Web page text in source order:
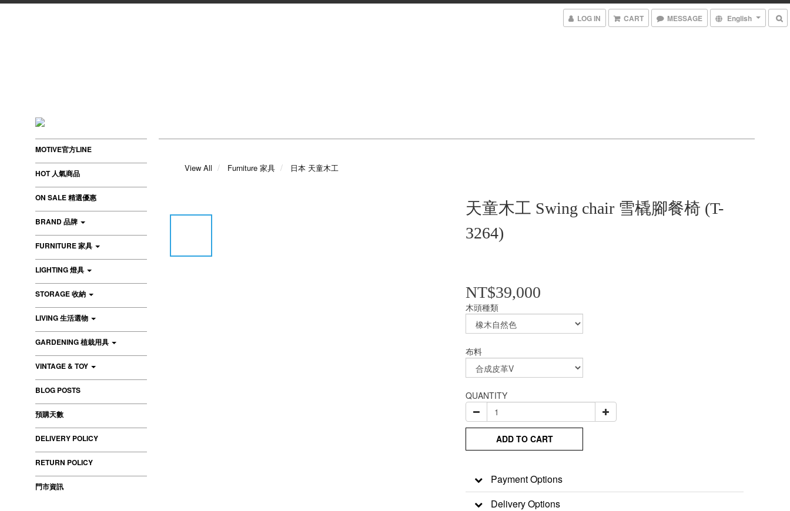
LOG IN CART MESSAGE English
MOTIVE官方LINE
HOT 人氣商品
ON SALE 精選優惠
BRAND 品牌
FURNITURE 家具
LIGHTING 燈具
STORAGE 收納
LIVING 生活選物
GARDENING 植栽用具
VINTAGE & TOY
BLOG POSTS
預購天數
DELIVERY POLICY
RETURN POLICY
門市資訊
View All Furniture 家具 日本 天童木工
天童木工 Swing chair 雪橇腳餐椅 (T-
3264)
NT$39,000
木頭種類
布料
QUANTITY
ADD TO CART
Payment Options
Delivery Options